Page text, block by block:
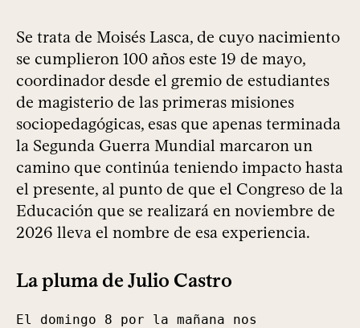
Se trata de Moisés Lasca, de cuyo nacimiento
se cumplieron 100 años este 19 de mayo,
coordinador desde el gremio de estudiantes
de magisterio de las primeras misiones
sociopedagógicas, esas que apenas terminada
la Segunda Guerra Mundial marcaron un
camino que continúa teniendo impacto hasta
el presente, al punto de que el Congreso de la
Educación que se realizará en noviembre de
2026 lleva el nombre de esa experiencia.
La pluma de Julio Castro
El domingo 8 por la mañana nos